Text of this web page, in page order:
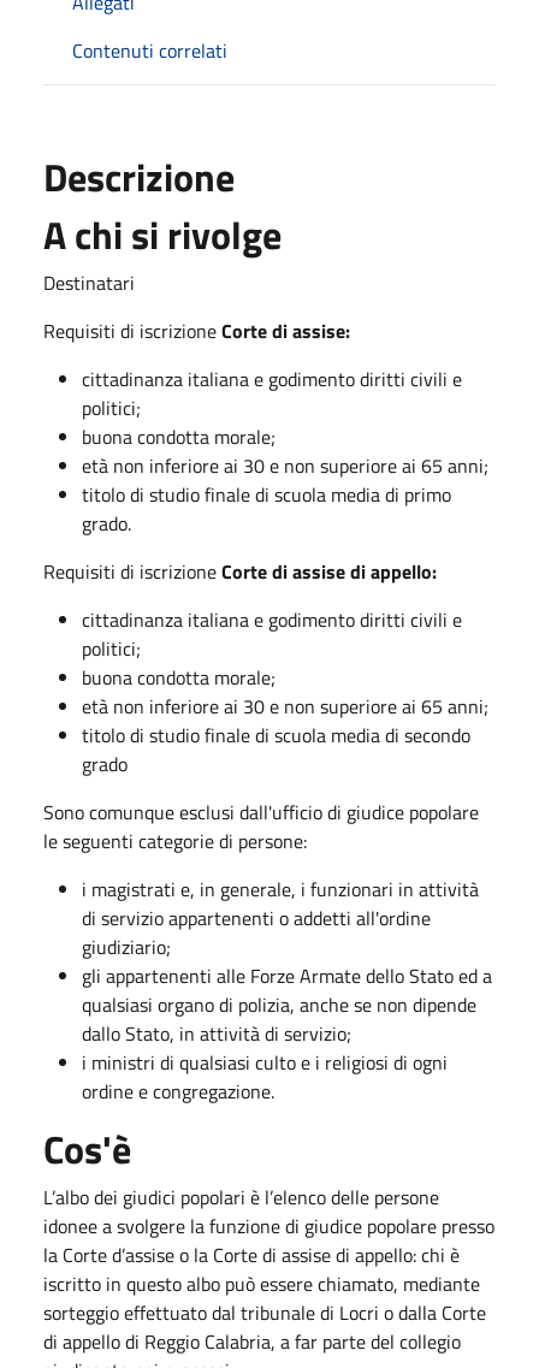
Contenuti correlati
Descrizione
A chi si rivolge
Destinatari
Requisiti di iscrizioneCorte di assise:
cittadinanza italiana e godimento diritti civili e
politici;
buona condotta morale;
età non inferiore ai 30 e non superiore ai 65 anni;
titolo di studio finale di scuola media di primo
grado.
Requisiti di iscrizioneCorte di assise di appello:
cittadinanza italiana e godimento diritti civili e
politici;
buona condotta morale;
età non inferiore ai 30 e non superiore ai 65 anni;
titolo di studio finale di scuola media di secondo
grado
Sono comunque esclusi dall'ufficio di giudice popolare
le seguenti categorie di persone:
i magistrati e, in generale, i funzionari in attività
di servizio appartenenti o addetti all'ordine
giudiziario;
gli appartenenti alle Forze Armate dello Stato ed a
qualsiasi organo di polizia, anche se non dipende
dallo Stato, in attività di servizio;
i ministri di qualsiasi culto e i religiosi di ogni
ordine e congregazione.
Cos'è
L’albo dei giudici popolari è l’elenco delle persone
idonee a svolgere la funzione di giudice popolare presso
la Corte d’assise o la Corte di assise di appello: chi è
iscritto in questo albo può essere chiamato, mediante
sorteggio effettuato dal tribunale di Locri o dalla Corte
di appello di Reggio Calabria, a far parte del collegio